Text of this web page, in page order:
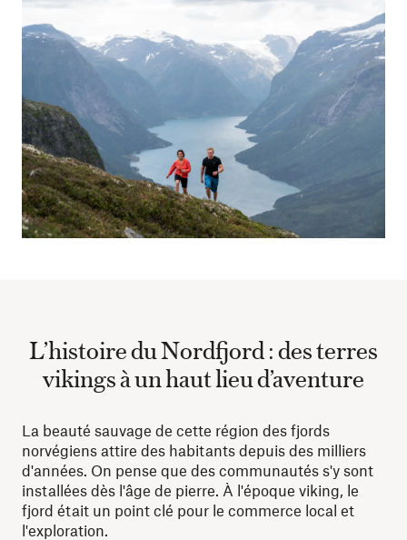
L’histoire du Nordfjord : des terres
vikings à un haut lieu d’aventure
La beauté sauvage de cette région des fjords
norvégiens attire des habitants depuis des milliers
d'années. On pense que des communautés s'y sont
installées dès l'âge de pierre. À l'époque viking, le
fjord était un point clé pour le commerce local et
l'exploration.